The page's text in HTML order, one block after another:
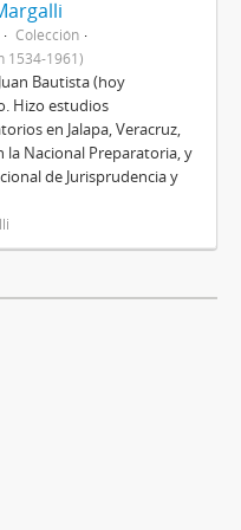
Colección
1534-1961)
Bautista (hoy
Hizo estudios
en Jalapa, Veracruz,
Nacional Preparatoria, y
de Jurisprudencia y